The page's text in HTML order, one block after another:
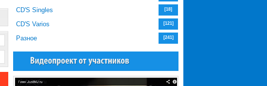
CD'S Singles [18]
CD'S Varios [121]
Разное [241]